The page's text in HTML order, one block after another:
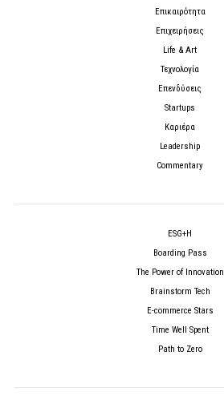
Επικαιρότητα
Επιχειρήσεις
Life & Art
Τεχνολογία
Επενδύσεις
Startups
Καριέρα
Leadership
Commentary
ESG+H
Boarding Pass
The Power of Innovation
Brainstorm Tech
E-commerce Stars
Time Well Spent
Path to Zero